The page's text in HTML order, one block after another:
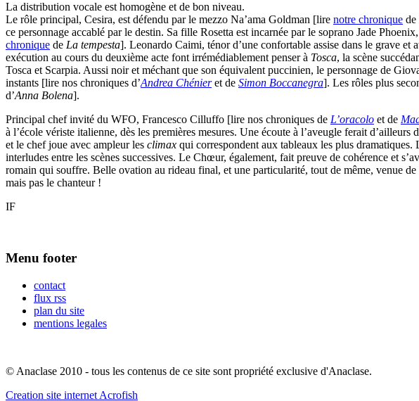
La distribution vocale est homogène et de bon niveau.
Le rôle principal, Cesira, est défendu par le mezzo Na’ama Goldman [lire notre chronique de
ce personnage accablé par le destin. Sa fille Rosetta est incarnée par le soprano Jade
chronique de La tempesta]. Leonardo Caimi, ténor d’une confortable assise dans le grave
exécution au cours du deuxième acte font irrémédiablement penser à Tosca, la scène
Tosca et Scarpia. Aussi noir et méchant que son équivalent puccinien, le personnage de
instants [lire nos chroniques d’Andrea Chénieret de Simon Boccanegra]. Les rôles plus
d’Anna Bolena].
Principal chef invité du WFO, Francesco Cilluffo [lire nos chroniques de L’oracolo et de
à l’école vériste italienne, dès les premières mesures. Une écoute à l’aveugle ferait
et le chef joue avec ampleur les climax qui correspondent aux tableaux les plus
interludes entre les scènes successives. Le Chœur, également, fait preuve de cohérence et
romain qui souffre. Belle ovation au rideau final, et une particularité, tout de même, venue
mais pas le chanteur !
IF
Menu footer
contact
flux rss
plan du site
mentions legales
© Anaclase 2010 - tous les contenus de ce site sont propriété exclusive d'Anaclase.
Creation site internet Acrofish